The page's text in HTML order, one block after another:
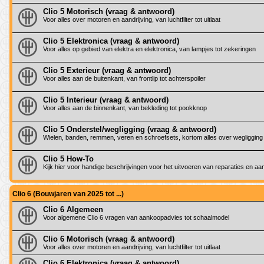
Clio 5 Motorisch (vraag & antwoord)
Voor alles over motoren en aandrijving, van luchtfilter tot uitlaat
Clio 5 Elektronica (vraag & antwoord)
Voor alles op gebied van elektra en elektronica, van lampjes tot zekeringen
Clio 5 Exterieur (vraag & antwoord)
Voor alles aan de buitenkant, van frontlip tot achterspoiler
Clio 5 Interieur (vraag & antwoord)
Voor alles aan de binnenkant, van bekleding tot pookknop
Clio 5 Onderstel/wegligging (vraag & antwoord)
Wielen, banden, remmen, veren en schroefsets, kortom alles over wegligging
Clio 5 How-To
Kijk hier voor handige beschrijvingen voor het uitvoeren van reparaties en
Clio 6 (Bouwjaren van 2025 tot ...)
Clio 6 Algemeen
Voor algemene Clio 6 vragen van aankoopadvies tot schaalmodel
Clio 6 Motorisch (vraag & antwoord)
Voor alles over motoren en aandrijving, van luchtfilter tot uitlaat